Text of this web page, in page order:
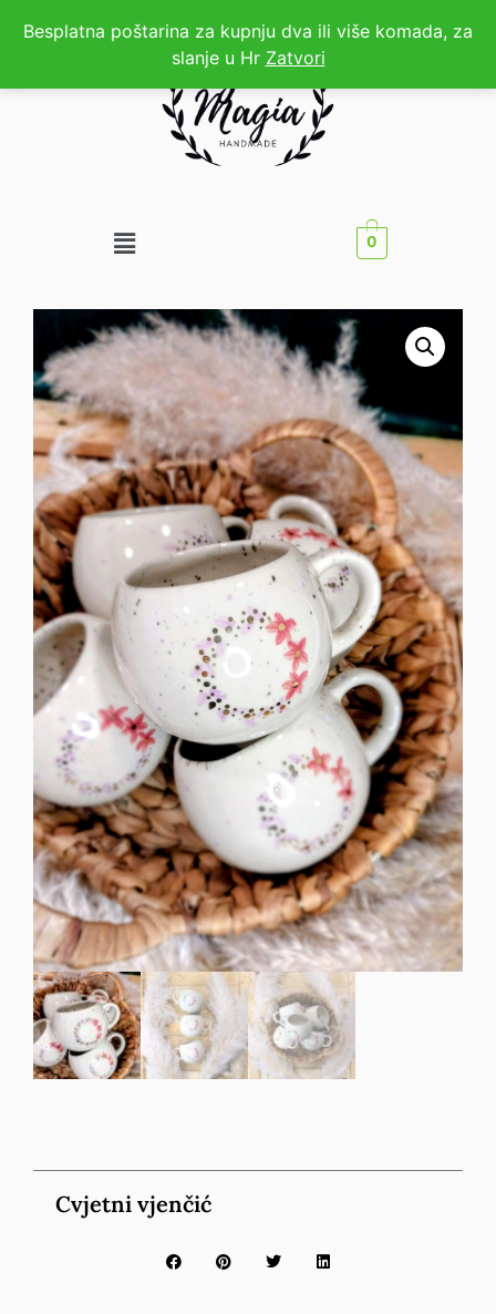
Besplatna poštarina za kupnju dva ili više komada, za
slanje u Hr Zatvori
0
Cvjetni vjenčić